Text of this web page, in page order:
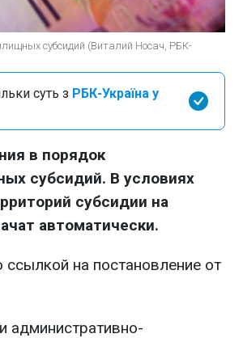
субсидий (Виталий Носач, РБК-
суть з РБК-Україна у
в порядок
субсидий. В условиях
субсидии на
автоматически.
ссылкой на постановление от
административно-